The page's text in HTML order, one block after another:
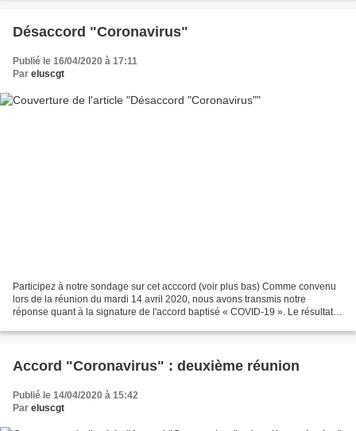
Désaccord "Coronavirus"
Publié le 16/04/2020 à 17:11
Par eluscgt
Participez à notre sondage sur cet acccord (voir plus bas) Comme convenu
lors de la réunion du mardi 14 avril 2020, nous avons transmis notre
réponse quant à la signature de l'accord baptisé « COVID-19 ». Le résultat
Accord "Coronavirus" : deuxième réunion
Publié le 14/04/2020 à 15:42
Par eluscgt